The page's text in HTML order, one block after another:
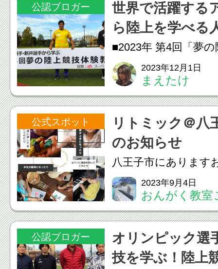
技体験教室」が開催
のイベントは、本年
公認ブロガー
世界で活躍する
ら陸上を学べる
が開催！
■2023年 第4回「夢
室」が開催されまし
29日（日）に八王子
陸上競技場で第4回
験教室」が開催され
陸上競技体験教...
2023年12月1日
まえたけ
公式スポット
リトミック＠
のお知らせ
八王子市にあります
このね難波です。秋
クの募集が始まりま
クって何？どんなこ
なよいことがあるの
らないことがたくさ
2023年9月4日
おんがく教室
公認ブロガー
オリンピック選
技を学ぶ！陸上